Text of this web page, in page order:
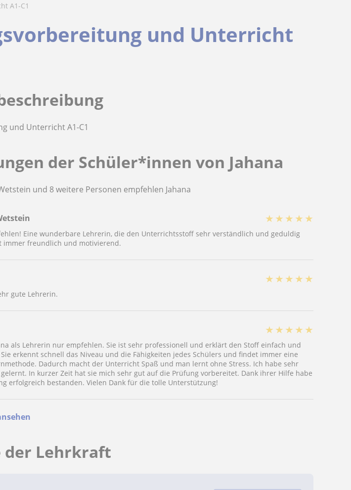
A1-C1
und Unterricht
und Unterricht A1-C1
der Schüler*innen von Jahana
und 8 weitere Personen empfehlen Jahana
★ ★ ★ ★ ★
Eine wunderbare Lehrerin, die den Unterrichtsstoff sehr verständlich und geduldig
immer freundlich und motivierend.
★ ★ ★ ★ ★
gute Lehrerin.
★ ★ ★ ★ ★
als Lehrerin nur empfehlen. Sie ist sehr professionell und erklärt den Stoff einfach und
erkennt schnell das Niveau und die Fähigkeiten jedes Schülers und findet immer eine
Dadurch macht der Unterricht Spaß und man lernt ohne Stress. Ich habe sehr
In kurzer Zeit hat sie mich sehr gut auf die Prüfung vorbereitet. Dank ihrer Hilfe habe
erfolgreich bestanden. Vielen Dank für die tolle Unterstützung!
der Lehrkraft